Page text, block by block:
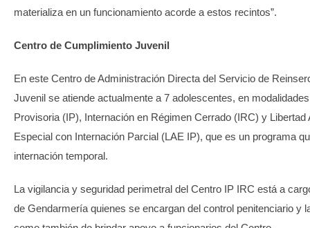
materializa en un funcionamiento acorde a estos recintos”.
Centro de Cumplimiento Juvenil
En este Centro de Administración Directa del Servicio de
Juvenil se atiende actualmente a 7 adolescentes, en
Provisoria (IP), Internación en Régimen Cerrado (IRC) y Libertad
Especial con Internación Parcial (LAE IP), que es un programa
internación temporal.
La vigilancia y seguridad perimetral del Centro IP IRC está a
de Gendarmería quienes se encargan del control penitenciario y